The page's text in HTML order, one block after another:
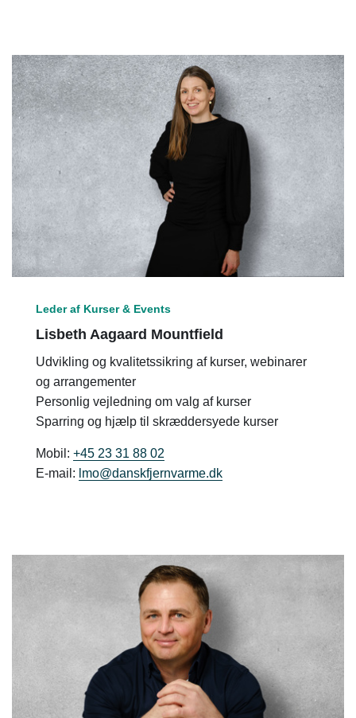
Leder af Kurser & Events
Lisbeth Aagaard Mountfield
Udvikling og kvalitetssikring af kurser, webinarer
og arrangementer
Personlig vejledning om valg af kurser
Sparring og hjælp til skræddersyede kurser
Mobil: +45 23 31 88 02
E-mail: lmo@danskfjernvarme.dk